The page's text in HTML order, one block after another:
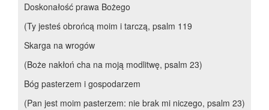
Doskonałość prawa Bożego
(Ty jesteś obrońcą moim i tarczą, psalm 119
Skarga na wrogów
(Boże nakłoń cha na moją modlitwę, psalm 23)
Bóg pasterzem i gospodarzem
(Pan jest moim pasterzem: nie brak mi niczego, psalm 23)